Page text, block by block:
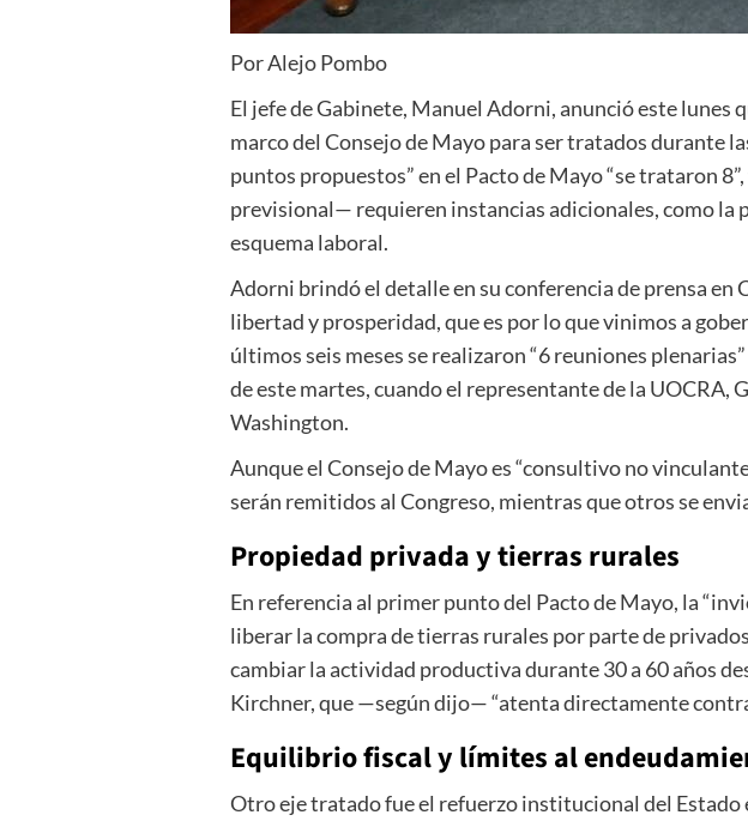
Por Alejo Pombo
El jefe de Gabinete, Manuel Adorni, anunció este lunes
marco del Consejo de Mayo para ser tratados durante
puntos propuestos” en el Pacto de Mayo “se trataron
previsional— requieren instancias adicionales, como la
esquema laboral.
Adorni brindó el detalle en su conferencia de prensa en
libertad y prosperidad, que es por lo que vinimos a
últimos seis meses se realizaron “6 reuniones
de este martes, cuando el representante de la
Washington.
Aunque el Consejo de Mayo es “consultivo no
serán remitidos al Congreso, mientras que otros se
Propiedad privada y tierras rurales
En referencia al primer punto del Pacto de Mayo, la
liberar la compra de tierras rurales por parte de
cambiar la actividad productiva durante 30 a 60 años
Kirchner, que —según dijo— “atenta directamente
Equilibrio fiscal y límites al
Otro eje tratado fue el refuerzo institucional del Estado